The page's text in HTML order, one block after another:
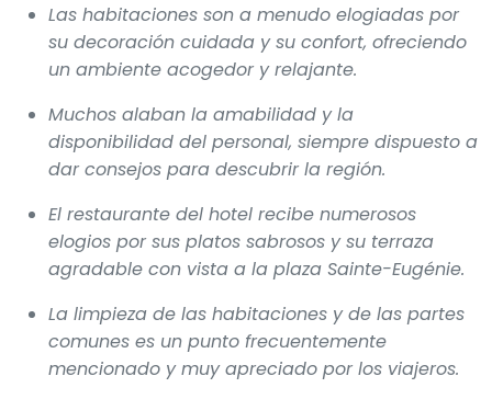
Las habitaciones son a menudo elogiadas por
su decoración cuidada y su confort, ofreciendo
un ambiente acogedor y relajante.
Muchos alaban la amabilidad y la
disponibilidad del personal, siempre dispuesto a
dar consejos para descubrir la región.
El restaurante del hotel recibe numerosos
elogios por sus platos sabrosos y su terraza
agradable con vista a la plaza Sainte-Eugénie.
La limpieza de las habitaciones y de las partes
comunes es un punto frecuentemente
mencionado y muy apreciado por los viajeros.